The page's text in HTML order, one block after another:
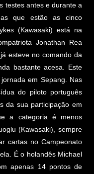
testes antes e durante a
que estão as cinco
(Kawasaki) está na
Jonathan Rea
esteve no comando da
bastante acesa. Este
em Sepang. Nas
do piloto português
da sua participação em
a categoria é menos
(Kawasaki), sempre
cartas no Campeonato
É o holandês Michael
apenas 14 pontos de